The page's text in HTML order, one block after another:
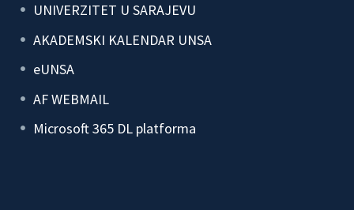
UNIVERZITET U SARAJEVU
AKADEMSKI KALENDAR UNSA
eUNSA
AF WEBMAIL
Microsoft 365 DL platforma